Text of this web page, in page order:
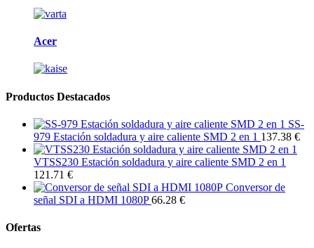
Acer
Productos Destacados
SS-
979 Estación soldadura y aire caliente SMD 2 en 1 137.38 €
VTSS230 Estación soldadura y aire caliente SMD 2 en 1
121.71 €
Conversor de
señal SDI a HDMI 1080P 66.28 €
Ofertas